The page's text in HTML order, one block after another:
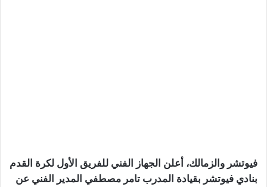
فيوتشر والزمالك، أعلن الجهاز الفني للفريق الأول لكرة القدم
بنادي فيوتشر بقيادة المدرب تامر مصطفي المدير الفني عن